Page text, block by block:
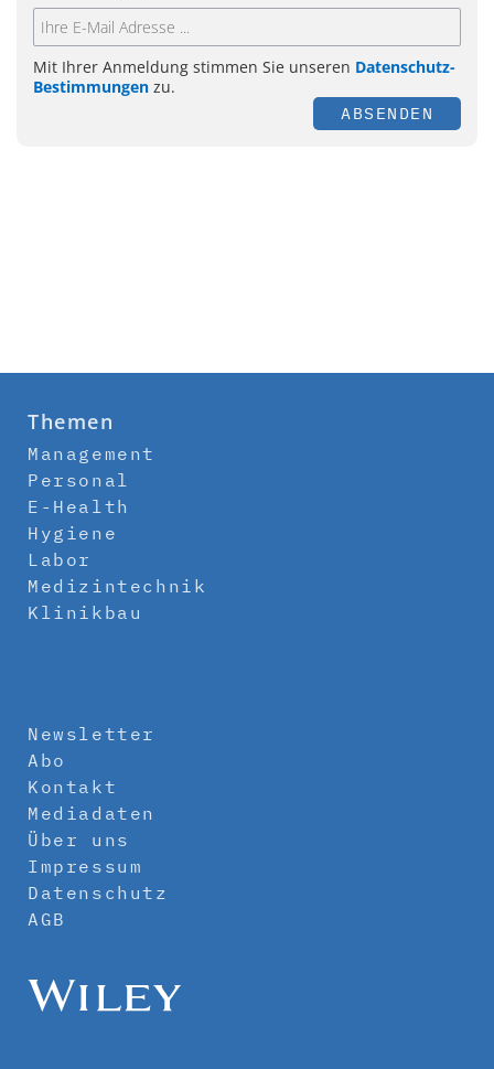
Mit Ihrer Anmeldung stimmen Sie unseren Datenschutz-
Bestimmungen zu.
ABSENDEN
Themen
Management
Personal
E-Health
Hygiene
Labor
Medizintechnik
Klinikbau
Newsletter
Abo
Kontakt
Mediadaten
Über uns
Impressum
Datenschutz
AGB